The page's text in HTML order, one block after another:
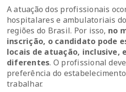
A atuação dos profissionais
hospitalares e ambulatoriais
regiões do Brasil. Por isso, no
inscrição, o candidato pode
locais de atuação, inclusive,
diferentes. O profissional
preferência do
trabalhar.